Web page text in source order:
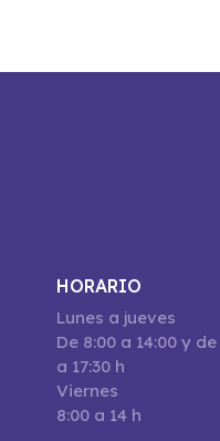
HORARIO
Lunes a jueves
De 8:00 a 14:00 y de
a 17:30 h
Viernes
8:00 a 14 h